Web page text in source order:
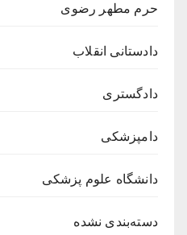
حرم مطهر رضوی
دادستانی انقلاب
دادگستری
دامپزشکی
دانشگاه علوم پزشکی
دسته‌بندی نشده